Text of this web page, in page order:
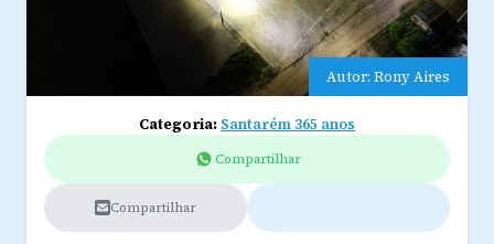
Autor: Rony Aires
Categoria: Santarém 365 anos
Compartilhar
Compartilhar